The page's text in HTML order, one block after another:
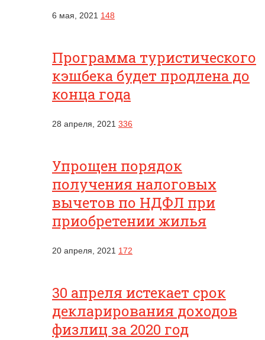
6 мая, 2021 148
Программа туристического
кэшбека будет продлена до
конца года
28 апреля, 2021 336
Упрощен порядок
получения налоговых
вычетов по НДФЛ при
приобретении жилья
20 апреля, 2021 172
30 апреля истекает срок
декларирования доходов
физлиц за 2020 год